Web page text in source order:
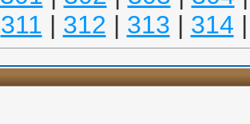
311 | 312 | 313 | 314